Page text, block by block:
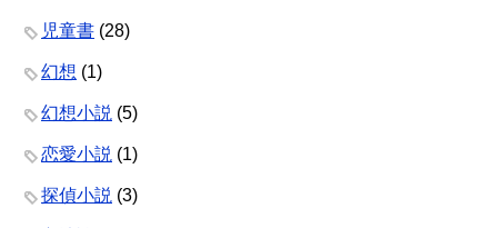
児童書 (28)
幻想 (1)
幻想小説 (5)
恋愛小説 (1)
探偵小説 (3)